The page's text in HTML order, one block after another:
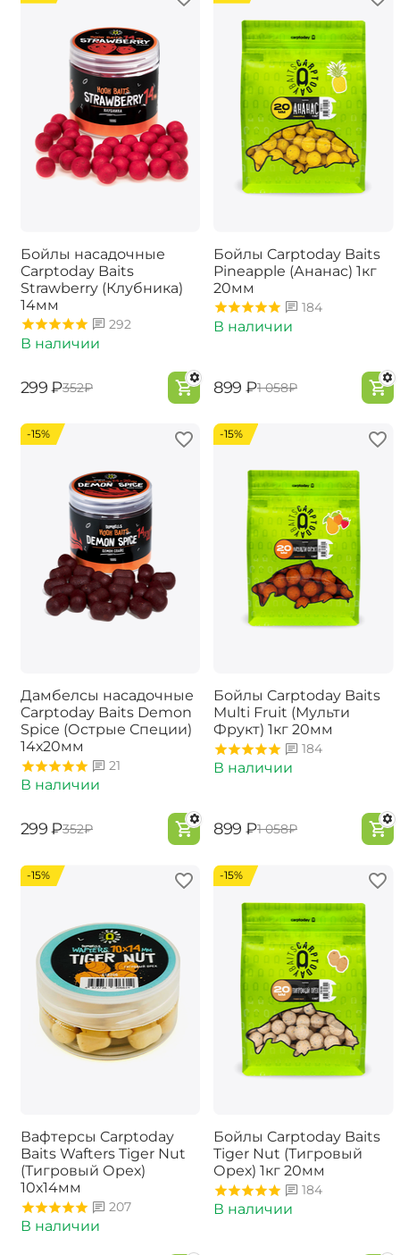
Бойлы насадочные
Carptoday Baits
Strawberry (Клубника)
14мм
292
В наличии
‍299‍ ₽‍352‍₽
Бойлы Carptoday Baits
Pineapple (Ананас) 1кг
20мм
184
В наличии
‍899‍ ₽‍1 058‍₽
-15%
Дамбелсы насадочные
Carptoday Baits Demon
Spice (Острые Специи)
14х20мм
21
В наличии
‍299‍ ₽‍352‍₽
-15%
Бойлы Carptoday Baits
Multi Fruit (Мульти
Фрукт) 1кг 20мм
184
В наличии
‍899‍ ₽‍1 058‍₽
-15%
Вафтерсы Carptoday
Baits Wafters Tiger Nut
(Тигровый Орех)
10х14мм
207
В наличии
-15%
Бойлы Carptoday Baits
Tiger Nut (Тигровый
Орех) 1кг 20мм
184
В наличии